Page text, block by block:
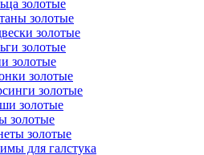
золотые
золотые
золотые
золотые
золотые
золотые
золотые
золотые
золотые
золотые
для галстука